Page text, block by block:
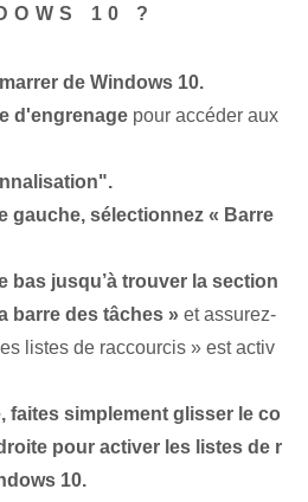
10 ?
de Windows 10.
d'engrenage pour accéder aux
gauche, sélectionnez « Barre
bas jusqu’à trouver la section
barre des tâches » et assurez-
listes de raccourcis » est activ
faites simplement glisser le co
pour activer les listes de r
10.